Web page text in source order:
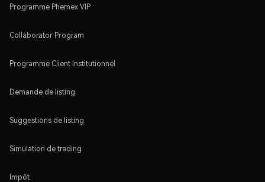
Programme Phemex VIP
Collaborator Program
Programme Client Institutionnel
Demande de listing
Suggestions de listing
Simulation de trading
Impôt